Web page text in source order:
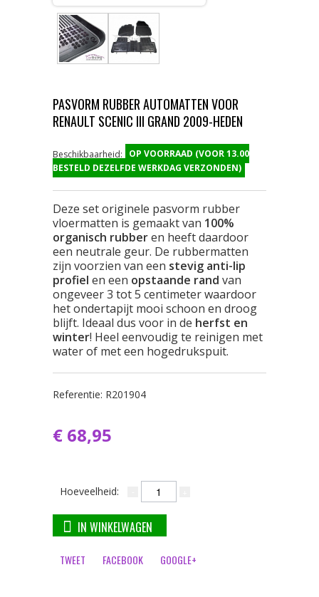
PASVORM RUBBER AUTOMATTEN VOOR
RENAULT SCENIC III GRAND 2009-HEDEN
Beschikbaarheid:
OP VOORRAAD (VOOR 13.00
BESTELD DEZELFDE WERKDAG VERZONDEN)
Deze set originele pasvorm rubber
vloermatten is gemaakt van 100%
organisch rubberen heeft daardoor
een neutrale geur. De rubbermatten
zijn voorzien van een stevig anti-lip
profiel en een opstaande rand van
ongeveer 3 tot 5 centimeter waardoor
het ondertapijt mooi schoon en droog
blijft. Ideaal dus voor in de herfst en
winter! Heel eenvoudig te reinigen met
water of met een hogedrukspuit.
Referentie: R201904
€ 68,95
Hoeveelheid:
IN WINKELWAGEN
TWEET FACEBOOK GOOGLE+